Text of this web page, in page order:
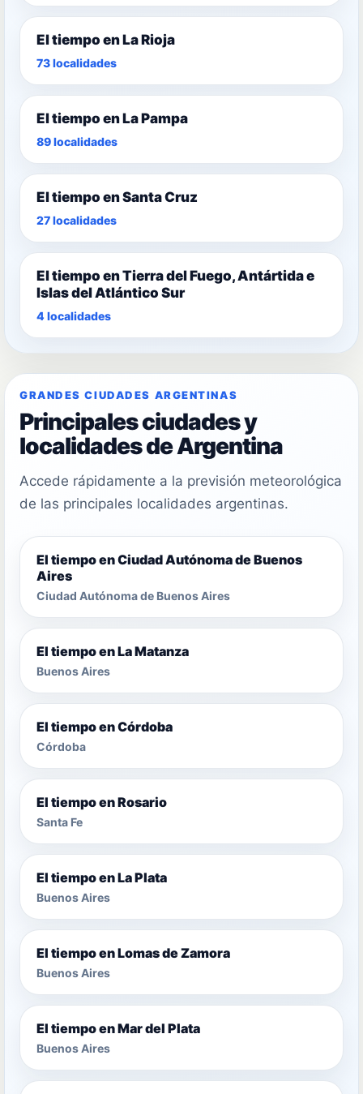
El tiempo en La Rioja
73 localidades
El tiempo en La Pampa
89 localidades
El tiempo en Santa Cruz
27 localidades
El tiempo en Tierra del Fuego, Antártida e
Islas del Atlántico Sur
4 localidades
GRANDES CIUDADES ARGENTINAS
Principales ciudades y
localidades de Argentina
Accede rápidamente a la previsión meteorológica
de las principales localidades argentinas.
El tiempo en Ciudad Autónoma de Buenos
Aires
Ciudad Autónoma de Buenos Aires
El tiempo en La Matanza
Buenos Aires
El tiempo en Córdoba
Córdoba
El tiempo en Rosario
Santa Fe
El tiempo en La Plata
Buenos Aires
El tiempo en Lomas de Zamora
Buenos Aires
El tiempo en Mar del Plata
Buenos Aires